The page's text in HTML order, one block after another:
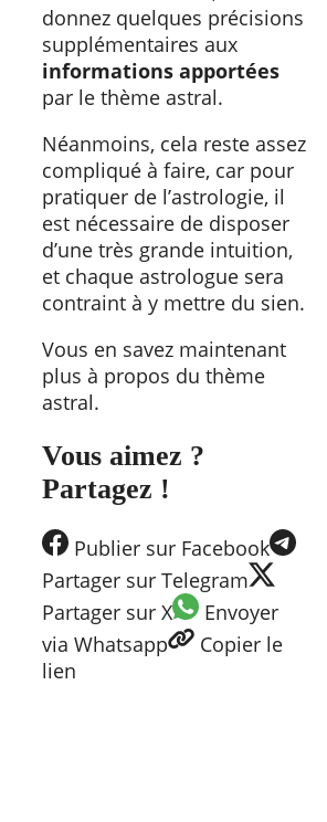
donnez quelques précisions
supplémentaires aux
informations apportées
par le thème astral.
Néanmoins, cela reste assez
compliqué à faire, car pour
pratiquer de l’astrologie, il
est nécessaire de disposer
d’une très grande intuition,
et chaque astrologue sera
contraint à y mettre du sien.
Vous en savez maintenant
plus à propos du thème
astral.
Vous aimez ?
Partagez !
Publier sur Facebook
Partager sur Telegram
Partager sur X
Envoyer
via Whatsapp
Copier le
lien